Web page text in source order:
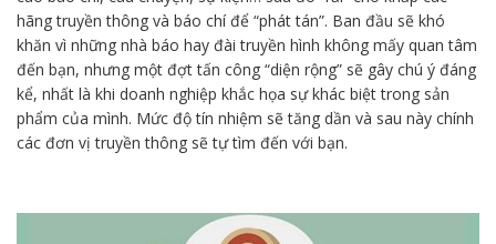
hãng truyền thông và báo chí để “phát tán”. Ban đầu sẽ khó
khăn vì những nhà báo hay đài truyền hình không mấy quan tâm
đến bạn, nhưng một đợt tấn công “diện rộng” sẽ gây chú ý đáng
kể, nhất là khi doanh nghiệp khắc họa sự khác biệt trong sản
phẩm của mình. Mức độ tín nhiệm sẽ tăng dần và sau này chính
các đơn vị truyền thông sẽ tự tìm đến với bạn.